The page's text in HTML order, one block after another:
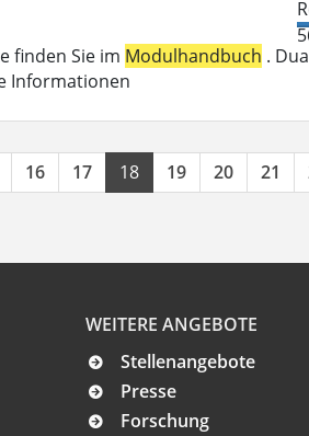
finden Sie im Modulhandbuch .
Informationen
16 17 18 19 20 21
WEITERE ANGEBOTE
Stellenangebote
Presse
Forschung